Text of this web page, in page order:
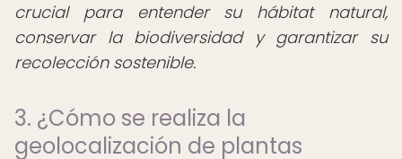
crucial para entender su hábitat natural,
conservar la biodiversidad y garantizar su
recolección sostenible.
3. ¿Cómo se realiza la
geolocalización de plantas